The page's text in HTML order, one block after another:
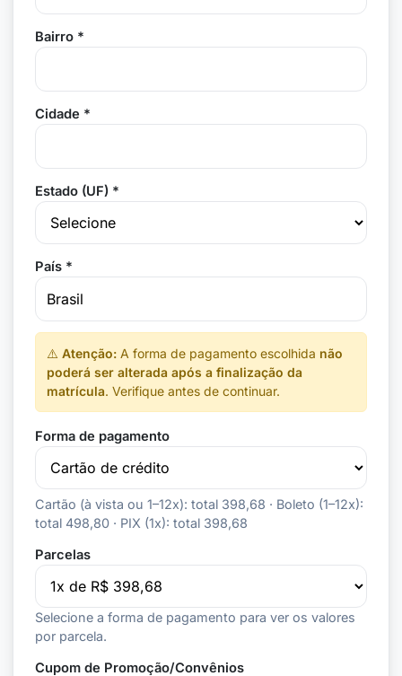
Bairro *
Cidade *
Estado (UF) *
País *
⚠️ Atenção: A forma de pagamento escolhida não
poderá ser alterada após a finalização da
matrícula. Verifique antes de continuar.
Forma de pagamento
Cartão (à vista ou 1–12x): total 398,68 · Boleto (1–12x):
total 498,80 · PIX (1x): total 398,68
Parcelas
Selecione a forma de pagamento para ver os valores
por parcela.
Cupom de Promoção/Convênios